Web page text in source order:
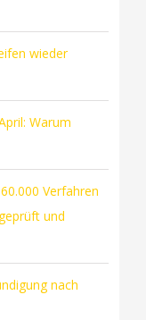
wieder
Warum
Verfahren
und
nach